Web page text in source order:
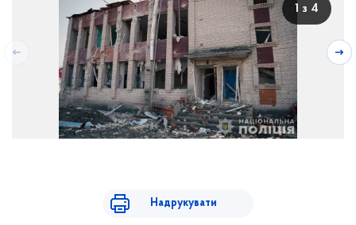
1 з 4
Надрукувати